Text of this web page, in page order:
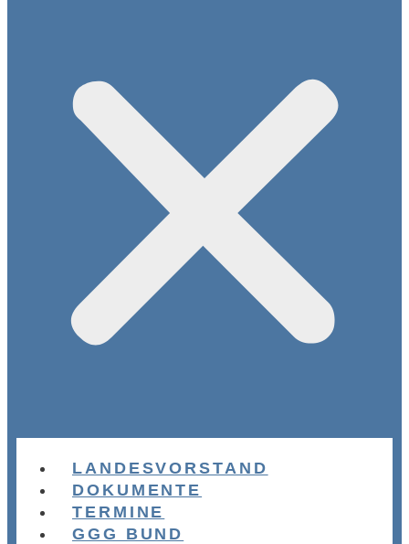
LANDESVORSTAND
DOKUMENTE
TERMINE
GGG BUND